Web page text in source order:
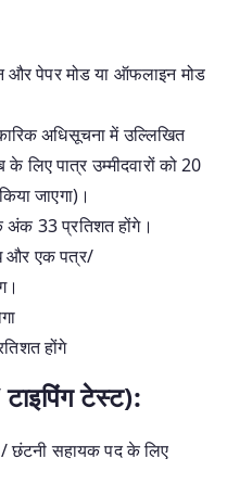
और पेपर मोड या ऑफलाइन मोड
अधिसूचना में उल्लिखित
लिए पात्र उम्मीदवारों को 20
जाएगा)।
अंक 33 प्रतिशत होंगे।
और एक पत्र/
होंगे
टेस्ट):
सहायक पद के लिए